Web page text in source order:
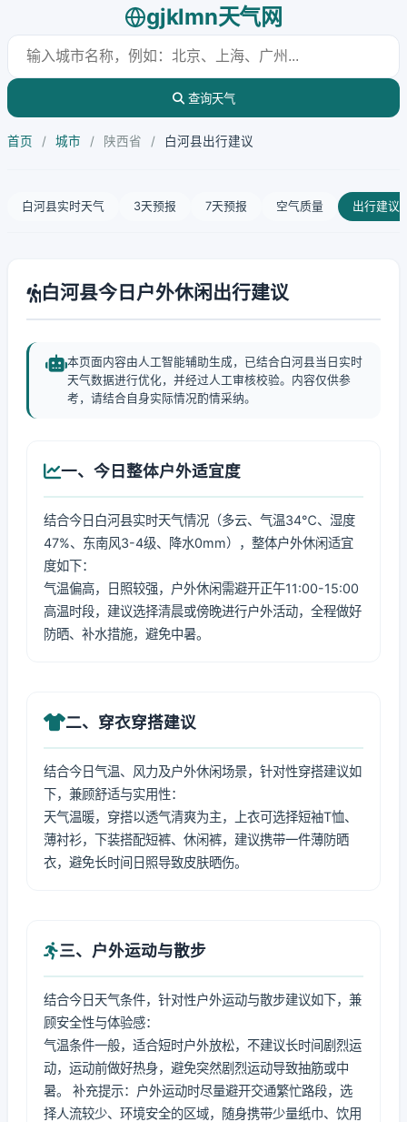
gjklmn天气网
查询天气
首页 / 城市 / 陕西省 / 白河县出行建议
白河县实时天气 3天预报 7天预报 空气质量 出行建议
白河县今日户外休闲出行建议
本页面内容由人工智能辅助生成，已结合白河县当日实时
天气数据进行优化，并经过人工审核校验。内容仅供参
考，请结合自身实际情况酌情采纳。
一、今日整体户外适宜度
结合今日白河县实时天气情况（多云、气温34℃、湿度
47%、东南风3-4级、降水0mm），整体户外休闲适宜
度如下：
气温偏高，日照较强，户外休闲需避开正午11:00-15:00
高温时段，建议选择清晨或傍晚进行户外活动，全程做好
防晒、补水措施，避免中暑。
二、穿衣穿搭建议
结合今日气温、风力及户外休闲场景，针对性穿搭建议如
下，兼顾舒适与实用性：
天气温暖，穿搭以透气清爽为主，上衣可选择短袖T恤、
薄衬衫，下装搭配短裤、休闲裤，建议携带一件薄防晒
衣，避免长时间日照导致皮肤晒伤。
三、户外运动与散步
结合今日天气条件，针对性户外运动与散步建议如下，兼
顾安全性与体验感：
气温条件一般，适合短时户外放松，不建议长时间剧烈运
动，运动前做好热身，避免突然剧烈运动导致抽筋或中
暑。 补充提示：户外运动时尽量避开交通繁忙路段，选
择人流较少、环境安全的区域，随身携带少量纸巾、饮用